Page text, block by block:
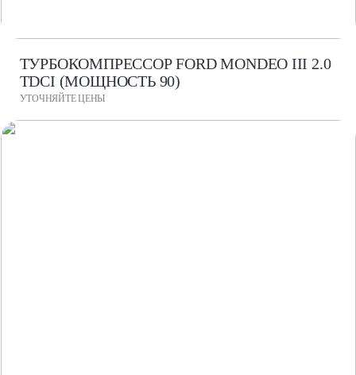
ТУРБОКОМПРЕССОР FORD MONDEO III 2.0
TDCI (МОЩНОСТЬ 90)
УТОЧНЯЙТЕ ЦЕНЫ